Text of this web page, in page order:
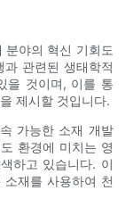
분야의 혁신 기회도
관련된 생태학적
을 것이며, 이를 통
제시할 것입니다.
가능한 소재 개발
환경에 미치는 영
하고 있습니다. 이
재를 사용하여 천